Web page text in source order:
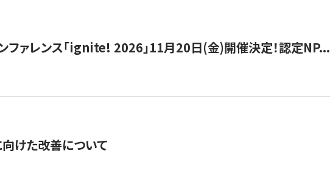
ファレンス「ignite! 2026」11月20日(金)開催決定！認定NP...
けた改善について